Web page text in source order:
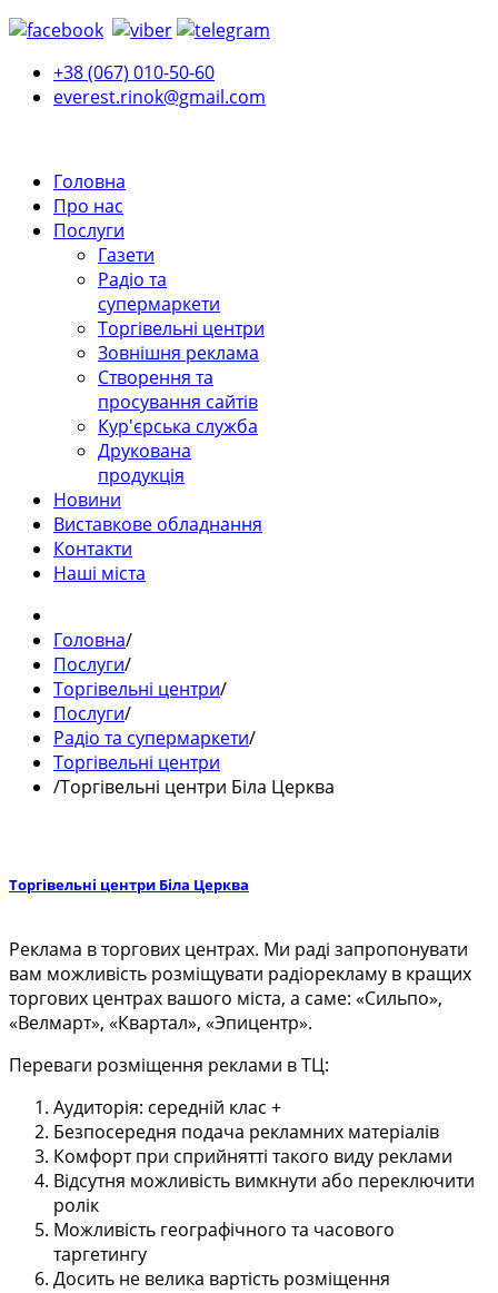
+38 (067) 010-50-60
everest.rinok@gmail.com
Головна
Про нас
Послуги
Газети
Радіо та
супермаркети
Торгівельні центри
Зовнішня реклама
Створення та
просування сайтів
Кур'єрська служба
Друкована
продукція
Новини
Виставкове обладнання
Контакти
Наші міста
Головна/
Послуги/
Торгівельні центри/
Послуги/
Радіо та супермаркети/
Торгівельні центри
/Торгівельні центри Біла Церква
Торгівельні центри Біла Церква
Реклама в торгових центрах. Ми раді запропонувати
вам можливість розміщувати радіорекламу в кращих
торгових центрах вашого міста, а саме: «Сильпо»,
«Велмарт», «Квартал», «Эпицентр».
Переваги розміщення реклами в ТЦ:
Аудиторія: середній клас +
Безпосередня подача рекламних матеріалів
Комфорт при сприйнятті такого виду реклами
Відсутня можливість вимкнути або переключити
ролік
Можливість географічного та часового
таргетингу
Досить не велика вартість розміщення